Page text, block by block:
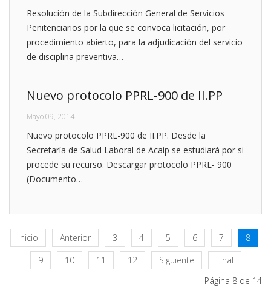
Resolución de la Subdirección General de Servicios
Penitenciarios por la que se convoca licitación, por
procedimiento abierto, para la adjudicación del servicio
de disciplina preventiva…
Nuevo protocolo PPRL-900 de II.PP
Mayo 09, 2014
Nuevo protocolo PPRL-900 de II.PP. Desde la
Secretaría de Salud Laboral de Acaip se estudiará por si
procede su recurso. Descargar protocolo PPRL- 900
(Documento…
Inicio Anterior 3 4 5 6 7
8
9
10 11 12 Siguiente
Final
Página 8 de 14